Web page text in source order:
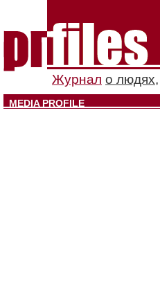
Журнал о людях,
MEDIA PROFILE